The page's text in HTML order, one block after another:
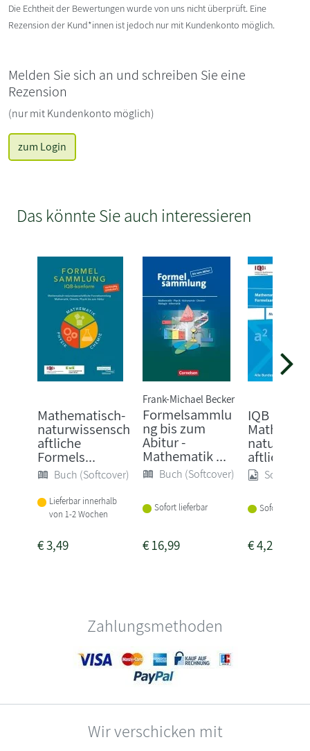
Die Echtheit der Bewertungen wurde von uns nicht überprüft. Eine
Rezension der Kund*innen ist jedoch nur mit Kundenkonto möglich.
Melden Sie sich an und schreiben Sie eine
Rezension
(nur mit Kundenkonto möglich)
zum Login
Das könnte Sie auch interessieren
Mathematisch-
naturwissensch
aftliche
Formels...
Buch (Softcover)
Lieferbar innerhalb
von 1-2 Wochen
€3,49
Frank-Michael Becker
Formelsammlu
ng bis zum
Abitur -
Mathematik ...
Buch (Softcover)
Sofort lieferbar
€16,99
IQB
aftliche
Sonstige
Sofort
€4,25
Zahlungsmethoden
Wir verschicken mit